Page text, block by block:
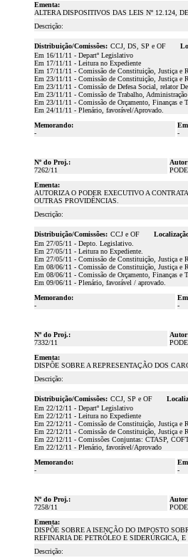
Ementa:
ALTERA DISPOSITIVOS DAS LEIS Nº 12.124,
Descrição:
Distribuição/Comissões: CCJ, DS, SP e OF
Em 16/11/11 - Departº Legislativo
Em 17/11/11 - Leitura no Expediente
Em 17/11/11 - Comissão de Constituição, Justiça e
Em 23/11/11 - Comissão de Constituição, Justiça e
Em 23/11/11 - Comissão de Defesa Social, relator
Em 23/11/11 - Comissão de Trabalho,
Em 23/11/11 - Comissão de Orçamento, Finanças e
Em 24/11/11 - Plenário, favorável/Aprovado.
Memorando:
-
-
Nº do Proj.:
7262/11
Ementa:
AUTORIZA O PODER EXECUTIVO A
OUTRAS PROVIDÊNCIAS.
Descrição:
Distribuição/Comissões: CCJ e OF
Em 27/05/11 - Depto. Legislativo.
Em 27/05/11 - Leitura no Expediente.
Em 27/05/11 - Comissão de Constituição, Justiça e
Em 08/06/11 - Comissão de Constituição, Justiça e
Em 08/06/11 - Comissão de Orçamento, Finanças e
Em 09/06/11 - Plenário, favorável / aprovado.
Memorando:
-
-
Nº do Proj.:
7332/11
Ementa:
DISPÕE SOBRE A REPRESENTAÇÃO DOS
Descrição:
Distribuição/Comissões: CCJ, SP e OF
Em 22/12/11 - Departº Legislativo
Em 22/12/11 - Leitura no Expediente
Em 22/12/11 - Comissão de Constituição, Justiça e
Em 22/12/11 - Comissão de Constituição, Justiça e
Em 22/12/11 - Comissões Conjuntas: CTASP,
Em 22/12/11 - Plenário, favorável/Aprovado
Memorando:
-
-
Nº do Proj.:
7258/11
Ementa:
DISPÕE SOBRE A ISENÇÃO DO IMPOSTO
REFINARIA DE PETRÓLEO E SIDERÚRGICA,
Descrição: